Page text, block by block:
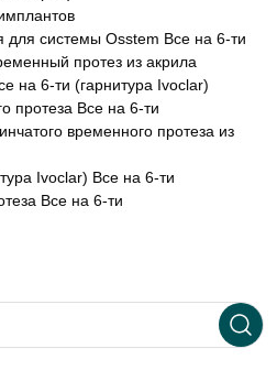
для системы Osstem Все на 6-ти
протез из акрила
на 6-ти (гарнитура Ivoclar)
протеза Все на 6-ти
временного протеза из
Ivoclar) Все на 6-ти
Все на 6-ти